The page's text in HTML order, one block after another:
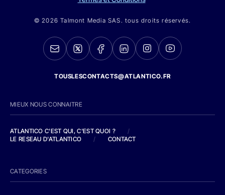
© 2026 Talmont Media SAS. tous droits réservés.
TOUSLESCONTACTS@ATLANTICO.FR
MIEUX NOUS CONNAITRE
ATLANTICO C'EST QUI, C'EST QUOI ?
/
LE RESEAU D'ATLANTICO
/ CONTACT
CATEGORIES